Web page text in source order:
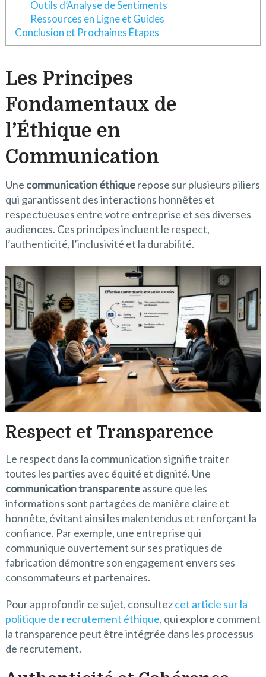
Outils d’Analyse de Sentiments
Ressources en Ligne et Guides
Conclusion et Prochaines Étapes
Les Principes
Fondamentaux de
l’Éthique en
Communication
Une communication éthiquerepose sur plusieurs piliers
qui garantissent des interactions honnêtes et
respectueuses entre votre entreprise et ses diverses
audiences. Ces principes incluent le respect,
l’authenticité, l’inclusivité et la durabilité.
Respect et Transparence
Le respect dans la communication signifie traiter
toutes les parties avec équité et dignité. Une
communication transparenteassure que les
informations sont partagées de manière claire et
honnête, évitant ainsi les malentendus et renforçant la
confiance. Par exemple, une entreprise qui
communique ouvertement sur ses pratiques de
fabrication démontre son engagement envers ses
consommateurs et partenaires.
Pour approfondir ce sujet, consultezcet article sur la
politique de recrutement éthique, qui explore comment
la transparence peut être intégrée dans les processus
de recrutement.